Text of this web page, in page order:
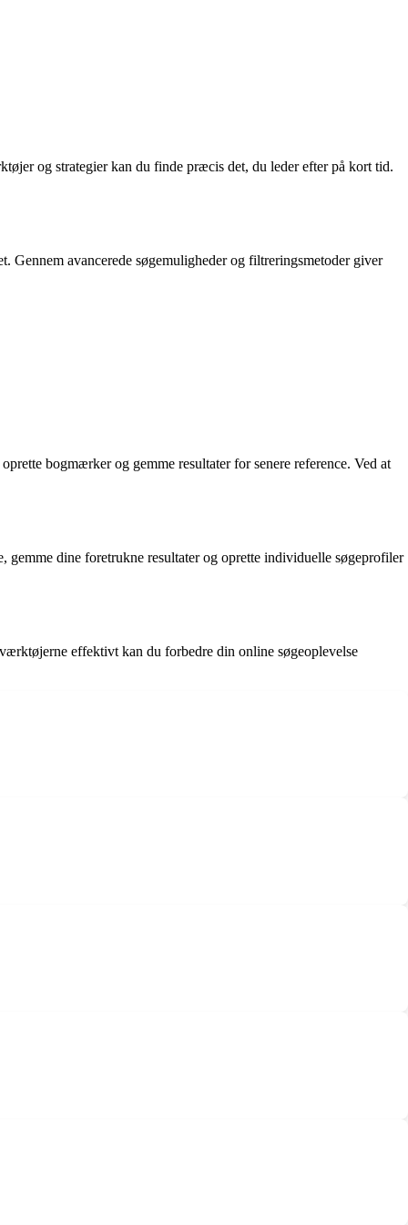
og strategier kan du finde præcis det, du leder efter på kort tid.
avancerede søgemuligheder og filtreringsmetoder giver
bogmærker og gemme resultater for senere reference. Ved at
dine foretrukne resultater og oprette individuelle søgeprofiler
effektivt kan du forbedre din online søgeoplevelse